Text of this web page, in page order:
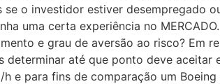
o investidor estiver desempregado
uma certa experiência no MERCADO.
e grau de aversão ao risco? Em
determinar até que ponto deve aceitar
e para fins de comparação um